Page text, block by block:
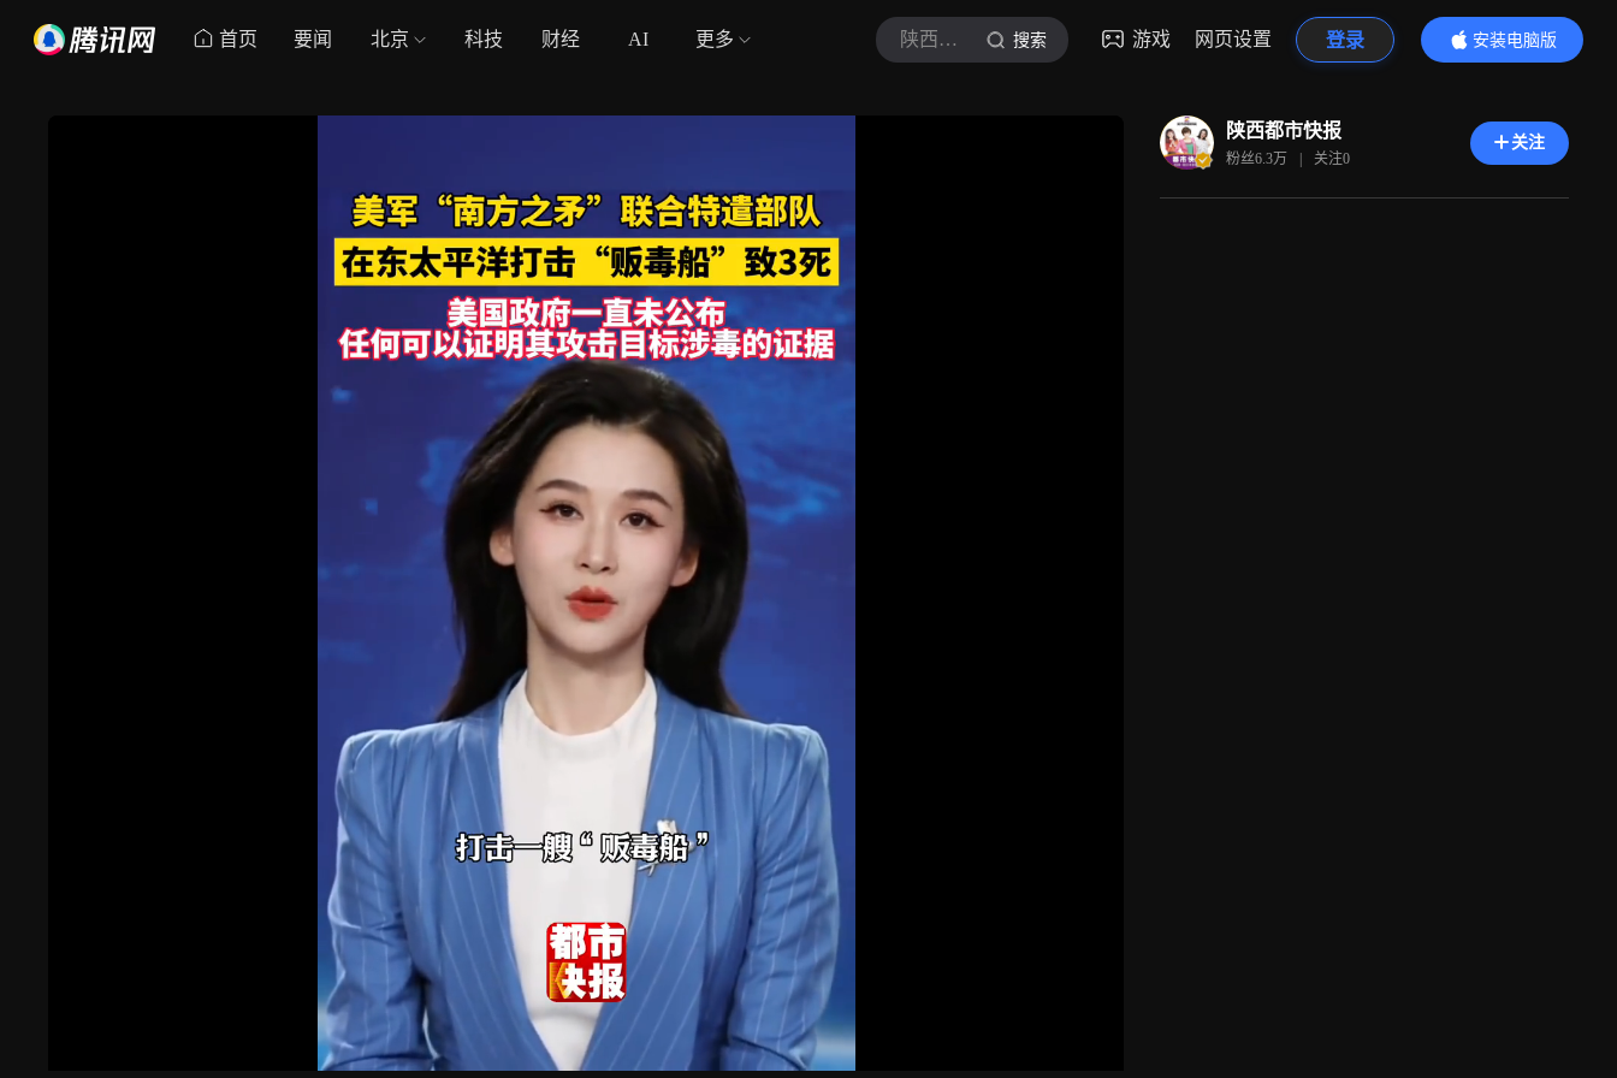
首页 要闻 北京 科技 财经 AI 更多 陕西都市快报 搜索 游戏 网页设置 登录
安装电脑版
内容更精彩
陕西都市快报
粉丝6.3万 | 关注0
关注